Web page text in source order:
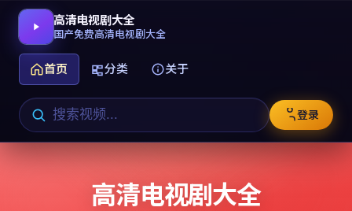
高清电视剧大全
国产免费高清电视剧大全
首页 分类 关于
登录
高清电视剧大全